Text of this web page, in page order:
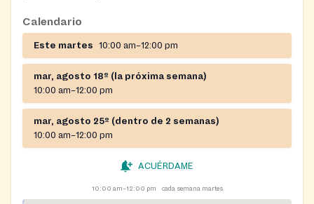
Calendario
Este martes 10:00 am–12:00 pm
mar, agosto 18º (la próxima semana)
10:00 am–12:00 pm
mar, agosto 25º (dentro de 2 semanas)
10:00 am–12:00 pm
ACUÉRDAME
10:00 am–12:00 pm cada semana martes